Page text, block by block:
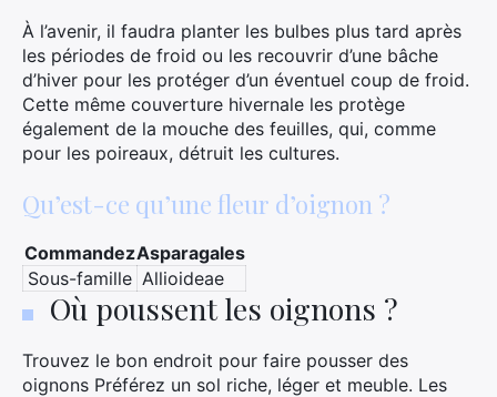
À l’avenir, il faudra planter les bulbes plus tard après
les périodes de froid ou les recouvrir d’une bâche
d’hiver pour les protéger d’un éventuel coup de froid.
Cette même couverture hivernale les protège
également de la mouche des feuilles, qui, comme
pour les poireaux, détruit les cultures.
Qu’est-ce qu’une fleur d’oignon ?
CommandezAsparagales
Sous-famille Allioideae
Où poussent les oignons ?
Trouvez le bon endroit pour faire pousser des
oignons Préférez un sol riche, léger et meuble. Les